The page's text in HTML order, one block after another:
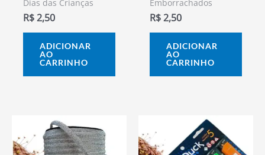
Dias das Crianças
R$2,50
ADICIONAR
AO
CARRINHO
Emborrachados
R$2,50
ADICIONAR
AO
CARRINHO